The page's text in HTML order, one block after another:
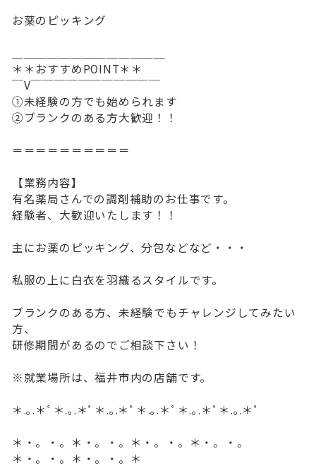
お薬のピッキング
＊＊おすすめPOINT＊＊
￣V￣￣￣￣￣￣￣￣￣￣￣
①未経験の方でも始められます
②ブランクのある方大歓迎！！
＝＝＝＝＝＝＝＝＝＝
【業務内容】
有名薬局さんでの調剤補助のお仕事です。
経験者、大歓迎いたします！！
主にお薬のピッキング、分包などなど・・・
私服の上に白衣を羽織るスタイルです。
ブランクのある方、未経験でもチャレンジしてみたい
方、
研修期間があるのでご相談下さい！
※就業場所は、福井市内の店舗です。
＊.｡.＊ﾟ＊.｡.＊ﾟ＊.｡.＊ﾟ＊.｡.＊ﾟ＊.｡.＊ﾟ＊.｡.＊ﾟ
＊・。・。＊・。・。＊・。・。＊・。・。
＊・。・。＊・。・。＊